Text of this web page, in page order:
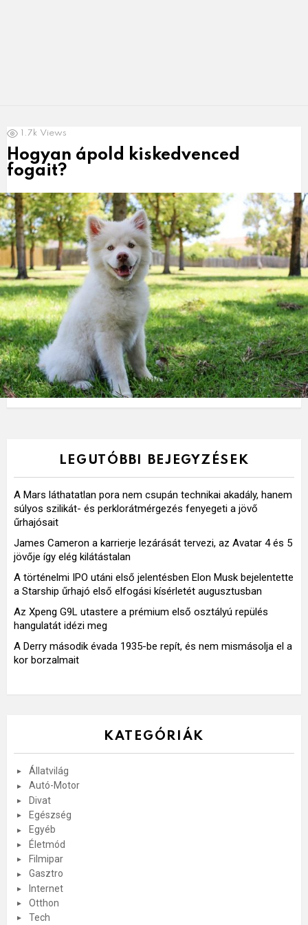
LATEST
NEWS
1.7k Views
Hogyan ápold kiskedvenced
fogait?
LEGUTÓBBI BEJEGYZÉSEK
A Mars láthatatlan pora nem csupán technikai akadály, hanem
súlyos szilikát- és perklorátmérgezés fenyegeti a jövő
űrhajósait
James Cameron a karrierje lezárását tervezi, az Avatar 4 és 5
jövője így elég kilátástalan
A történelmi IPO utáni első jelentésben Elon Musk bejelentette
a Starship űrhajó első elfogási kísérletét augusztusban
Az Xpeng G9L utastere a prémium első osztályú repülés
hangulatát idézi meg
A Derry második évada 1935-be repít, és nem mismásolja el a
kor borzalmait
KATEGÓRIÁK
Állatvilág
Autó-Motor
Divat
Egészség
Egyéb
Életmód
Filmipar
Gasztro
Internet
Otthon
Tech